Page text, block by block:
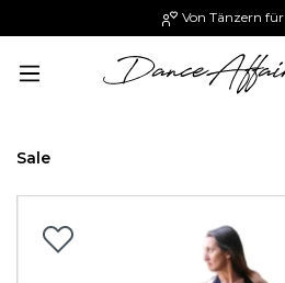
Von Tänzern für Tänzer
Sale